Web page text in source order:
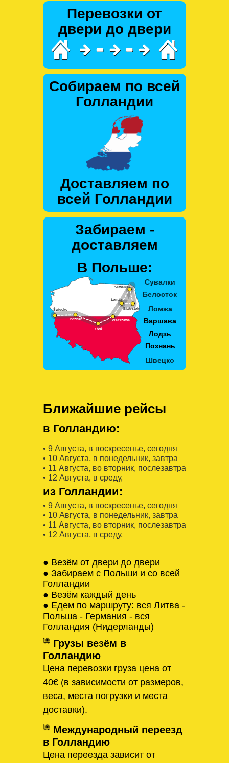
Перевозки от
двери до двери
Собираем по всей
Голландии
Доставляем по
всей Голландии
Забираем -
доставляем
В Польше:
Ближайшие рейсы
в Голландию:
• 9 Августa, в воскресенье, сегодня
• 10 Августa, в понедельник, завтра
• 11 Августa, во вторник, послезавтра
• 12 Августa, в среду,
из Голландии:
• 9 Августa, в воскресенье, сегодня
• 10 Августa, в понедельник, завтра
• 11 Августa, во вторник, послезавтра
• 12 Августa, в среду,
● Везём от двери до двери
● Забираем с Польши и со всей
Голландии
● Везём каждый день
● Едем по маршруту: вся Литва -
Польша - Германия - вся
Голландия (Нидерланды)
Грузы везём в
Голландию
Цена перевозки груза цена от
40€ (в зависимости от размеров,
веса, места погрузки и места
доставки).
Международный переезд
в Голландию
Цена переезда зависит от